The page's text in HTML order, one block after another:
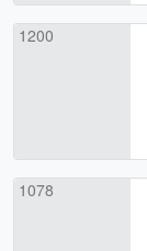
1200
1078